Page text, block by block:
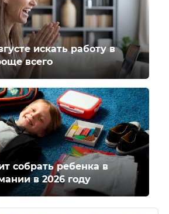
искать работу в
всего
собрать ребенка в
в 2026 году